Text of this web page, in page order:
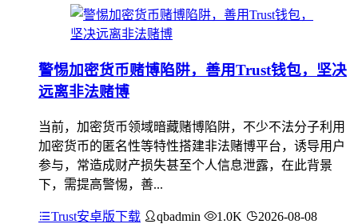
警惕加密货币赌博陷阱，善用Trust钱包，坚决
远离非法赌博
当前，加密货币领域暗藏赌博陷阱，不少不法分子利用
加密货币的匿名性等特性搭建非法赌博平台，诱导用户
参与，常造成财产损失甚至个人信息泄露，在此背景
下，需提高警惕，善...
Trust安卓版下载 qbadmin 1.0K 2026-08-08